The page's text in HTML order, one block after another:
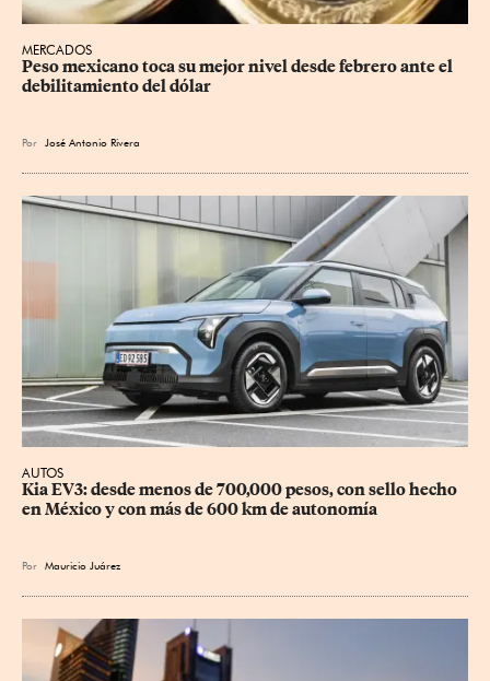
MERCADOS
Peso mexicano toca su mejor nivel desde febrero ante el
debilitamiento del dólar
Por José Antonio Rivera
AUTOS
Kia EV3: desde menos de 700,000 pesos, con sello hecho
en México y con más de 600 km de autonomía
Por Mauricio Juárez